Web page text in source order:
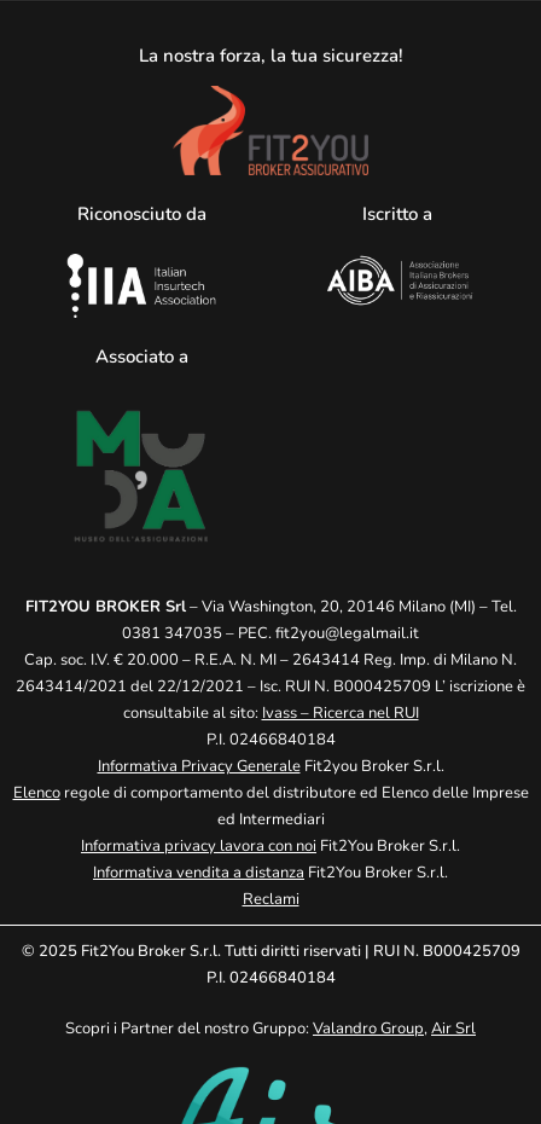
La nostra forza, la tua sicurezza!
Riconosciuto da Iscritto a
Associato a
FIT2YOU BROKER Srl– Via Washington, 20, 20146 Milano (MI) – Tel.
0381 347035 – PEC. fit2you@legalmail.it
Cap. soc. I.V. € 20.000 – R.E.A. N. MI – 2643414 Reg. Imp. di Milano N.
2643414/2021 del 22/12/2021 – Isc. RUI N. B000425709 L’ iscrizione è
consultabile al sito: Ivass – Ricerca nel RUI
P.I. 02466840184
Informativa Privacy GeneraleFit2you Broker S.r.l.
Elencoregole di comportamento del distributore ed Elenco delle Imprese
ed Intermediari
Informativa privacy lavora con noi Fit2You Broker S.r.l.
Informativa vendita a distanza Fit2You Broker S.r.l.
Reclami
© 2025 Fit2You Broker S.r.l. Tutti diritti riservati | RUI N. B000425709
P.I. 02466840184
Scopri i Partner del nostro Gruppo: Valandro Group,Air Srl